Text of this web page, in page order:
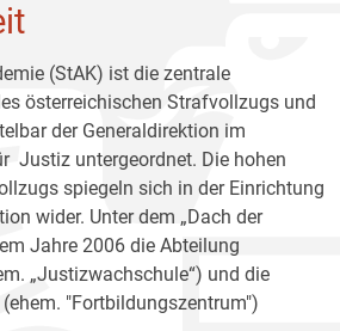
(StAK) ist die zentrale
österreichischen Strafvollzugs und
der Generaldirektion im
Justiz untergeordnet. Die hohen
spiegeln sich in der Einrichtung
wider. Unter dem „Dach der
Jahre 2006 die Abteilung
„Justizwachschule“) und die
"Fortbildungszentrum")